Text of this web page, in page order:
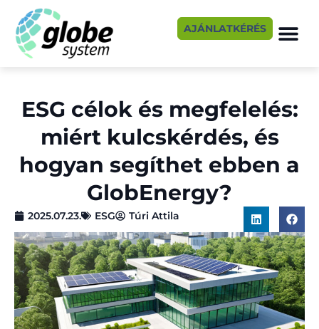
AJÁNLATKÉRÉS
ESG célok és megfelelés:
miért kulcskérdés, és
hogyan segíthet ebben a
GlobEnergy?
2025.07.23. ESG Túri Attila